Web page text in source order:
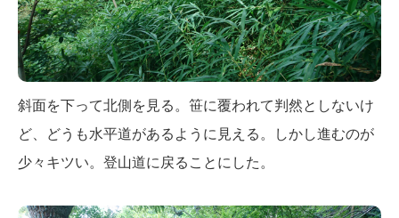
斜面を下って北側を見る。笹に覆われて判然としないけ
ど、どうも水平道があるように見える。しかし進むのが
少々キツい。登山道に戻ることにした。